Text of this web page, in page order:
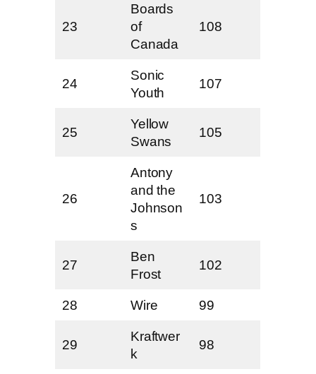
23
Boards
of
Canada
108
24
Sonic
Youth
107
25
Yellow
Swans
105
26
Antony
and the
Johnson
s
103
27
Ben
Frost
102
28 Wire 99
29
Kraftwer
k
98